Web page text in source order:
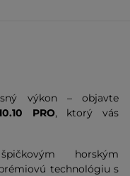
výkon – objavte
PRO, ktorý vás
horským
technológiu s